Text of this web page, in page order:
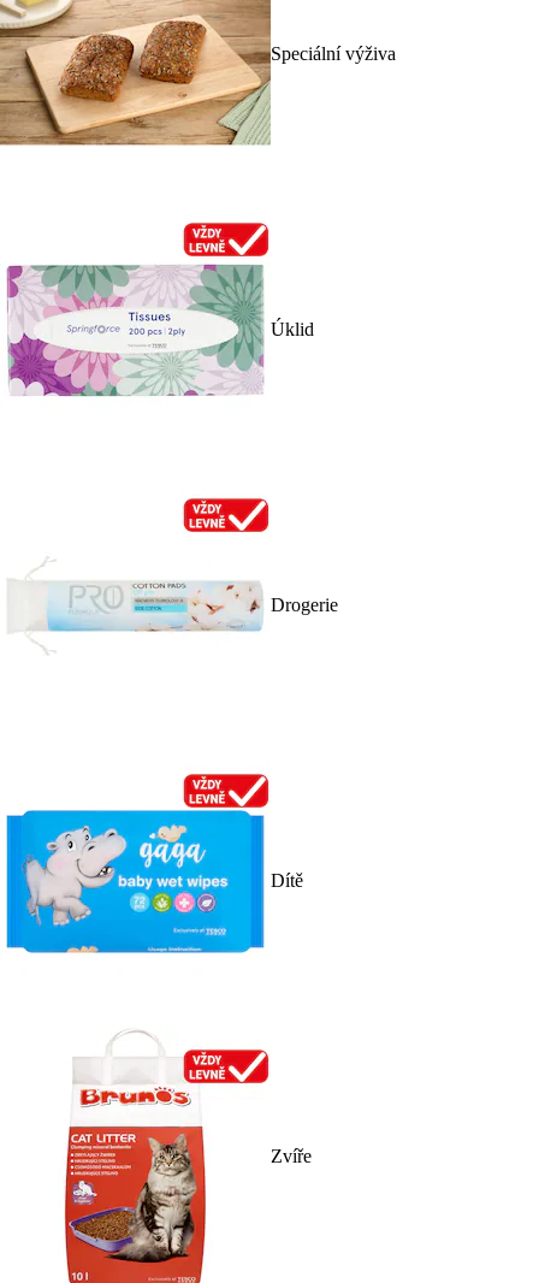
Speciální výživa
Úklid
Drogerie
Dítě
Zvíře